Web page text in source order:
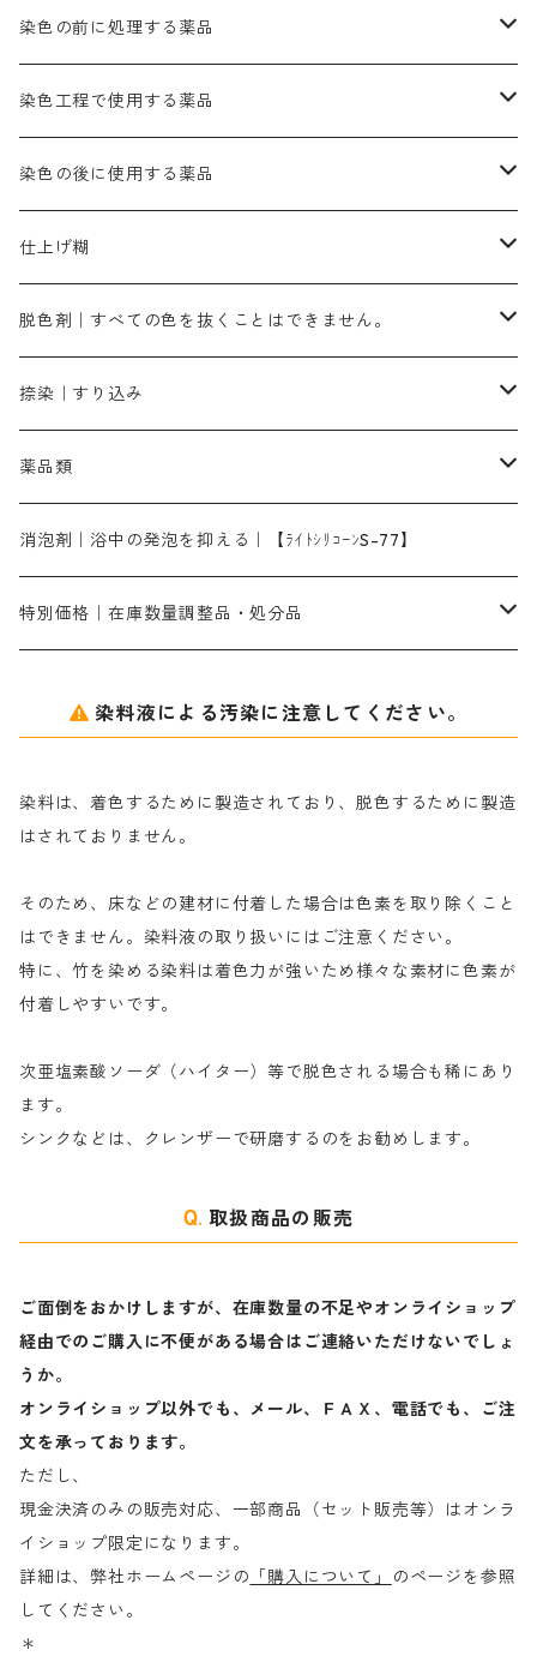
染料一覧ー100g入り
染料一覧ー500g入り
黒色系
1kg
ピンクMB｜ピンク色
ローズMB｜鮮やかなピンク色）
ブルーMB（定番の色合い）
スカイブルーMG｜緑みの空色
ターキスブルーHNG｜緑みの空色
バイオレットMFB
緑色系
ダークグリンMG（定番の色合い）
グリーンMB｜緑色
茶色系
ダークブロンMFB｜こげ茶色
ブロンHNR｜こげ茶色
黒色系
ブラックMK（赤みの黒色）
ブラックMG（青みの黒色）
白色系（定番の色合い）
ネオホワイトR
カッチ｜茶系
霧島産・晩秋茶｜黄金色（赤みの黄色）｜準備中
ハイドロサルファイトコンク
45cm×45cm（ハンカチ）｜端の始末も綿糸｜タグなし
54cm×54cm（バンダナ）｜端の始末も綿糸｜タグなし
ローダミンB｜赤紫色｜マゼンダ色
酸性剤
ソーダ灰｜アルカリ性のPH調整剤
硫酸第一鉄｜鉄媒染剤
刷毛
摺込み刷毛（スリコミハケ）ー夏毛（硬いタイプ）
摺込み刷毛（スリコミハケ）ー冬毛（柔らかいタイプ）
片羽刷毛
ローケツ筆
ローケツ用筆｜1本～販売
ローケツ用筆ー10%off｜20本セットお取り寄せ品
洋型紙（9番手｜中薄口、10番手｜中厚口）
有償サンプル品｜約20cm×27cm
洋型紙9番手｜中薄口｜約54cm×110cm
張木｜入荷待ち
伸子
型洗いブラシ
染色の前に処理する薬品
精練剤｜汚れ落とし剤｜針状マルセル石鹸
糊落とし剤｜ソルベンCA
濃染処理剤｜ソルバックスPS－900
染色工程で使用する薬品
染料の吸収促進剤
酢酸｜絹・羊毛・ナイロンに使用する
芒硝｜綿・麻の染色に使用する。
染料のムラ染め抑制剤（均染剤）
アゾリン200％｜綿・麻・絹・羊毛・ナイロンの染色
レオニールEHC｜反応染料用
染料の浸透剤
ソルバライトS-70｜各種繊維の浸し染めに使用可能
染料の定着向上剤
ライトフィックスAコンク｜綿・麻もしくは直接染料で染めた素材
シルクフィックス３A｜絹の染料定着向上剤
アルカリ剤｜反応染料用
ソーダ灰
染料溶解剤
セレナゾールPDN｜各種染料の染料溶解剤
染色の後に使用する薬品
ソーピング剤｜未定着の染料を除去すること
ネオポールB－300｜反応染料のソーピング剤
仕上げ剤｜柔軟・平滑剤
白場汚染防止剤
仕上げ糊
カルボキシメチルセルロース（CMC）
海藻系
たんぱく質系
化学糊（PVA）
防腐剤｜アルカリ性
脱色剤｜すべての色を抜くことはできません。
脱色剤
全体脱色｜ハイドロサルファイトコンク
部分脱色｜デグロリンSコンク
脱色助剤｜浸透・複色抑制剤
メイプロガムNP｜にじみ防止剤
アミラヂンD｜浸透・複色抑制剤
捺染｜すり込み
染料溶解剤｜染料の均一な浸透・吸着を補助する
捺染糊
メイプロガムNP（綿・麻・絹用｜直接・酸性・含金染料用）
白場汚染防止剤｜ソーピング剤｜水洗する際の再汚染防止剤
薬品類
ア行
カ行
ナ行
ハ行
マ行
消泡剤｜浴中の発泡を抑える｜【ﾗｲﾄｼﾘｺｰﾝS-77】
特別価格｜在庫数量調整品・処分品
粉末顔料
綿・麻を染める染料
絹・羊毛を染める染料
染料液による汚染に注意してください。
染料は、着色するために製造されており、脱色するために製造
はされておりません。
そのため、床などの建材に付着した場合は色素を取り除くこと
はできません。染料液の取り扱いにはご注意ください。
特に、竹を染める染料は着色力が強いため様々な素材に色素が
付着しやすいです。
次亜塩素酸ソーダ（ハイター）等で脱色される場合も稀にあり
ます。
シンクなどは、クレンザーで研磨するのをお勧めします。
取扱商品の販売
ご面倒をおかけしますが、在庫数量の不足やオンライショップ
経由でのご購入に不便がある場合はご連絡いただけないでしょ
うか。
オンライショップ以外でも、メール、ＦＡＸ、電話でも、ご注
文を承っております。
ただし、
現金決済のみの販売対応、一部商品（セット販売等）はオンラ
イショップ限定になります。
詳細は、弊社ホームページの 「購入について」
のページを参照
してください。
＊